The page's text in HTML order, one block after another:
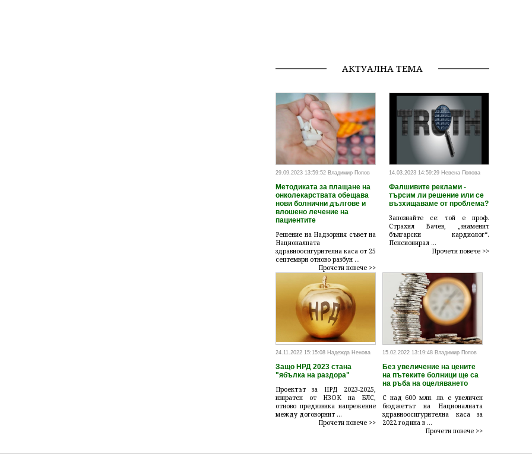
АКТУАЛНА ТЕМА
29.09.2023 13:59:52 Владимир Попов
Методиката за плащане на
онколекарствата обещава
нови болнични дългове и
влошено лечение на
пациентите
Решение на Надзорния съвет на
Националната
здравноосигурителна каса от 25
септември отново разбун ...
Прочети повече >>
14.03.2023 14:59:29 Невена Попова
Фалшивите реклами -
търсим ли решение или се
възхищаваме от проблема?
Запознайте се: той е проф.
Страхил Вачев, „знаменит
български кардиолог“.
Пенсионирал ...
Прочети повече >>
24.11.2022 15:15:08 Надежда Ненова
Защо НРД 2023 стана
"ябълка на раздора"
Проектът за НРД 2023-2025,
изпратен от НЗОК на БЛС,
отново предизвика напрежение
между договорнит ...
Прочети повече >>
15.02.2022 13:19:48 Владимир Попов
Без увеличение на цените
на пътеките болници ще са
на ръба на оцеляването
С над 600 млн. лв. е увеличен
бюджетът на Националната
здравноосигурителна каса за
2022 година в ...
Прочети повече >>